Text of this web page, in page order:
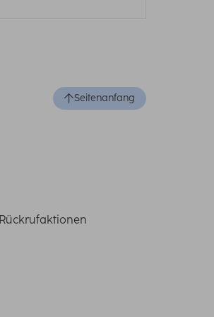
Seitenanfang
Rückrufaktionen